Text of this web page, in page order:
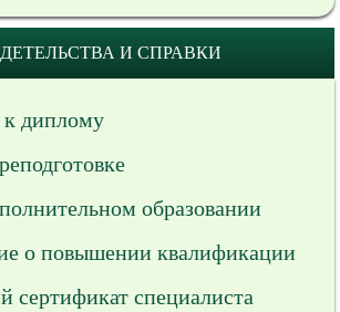
И СПРАВКИ
диплому
образовании
о повышении квалификации
сертификат специалиста